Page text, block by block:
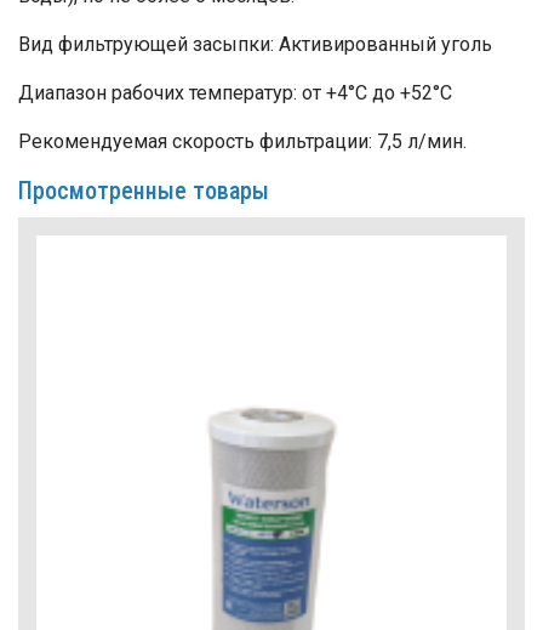
Вид фильтрующей засыпки: Активированный уголь
Диапазон рабочих температур: от +4°C до +52°C
Рекомендуемая скорость фильтрации: 7,5 л/мин.
Просмотренные товары